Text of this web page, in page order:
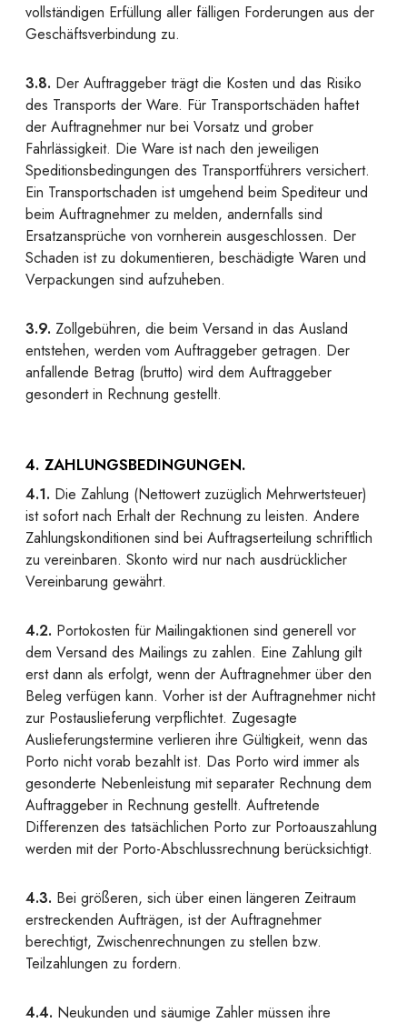
vollständigen Erfüllung aller fälligen Forderungen aus der
Geschäftsverbindung zu.
3.8. Der Auftraggeber trägt die Kosten und das Risiko
des Transports der Ware. Für Transportschäden haftet
der Auftragnehmer nur bei Vorsatz und grober
Fahrlässigkeit. Die Ware ist nach den jeweiligen
Speditionsbedingungen des Transportführers versichert.
Ein Transportschaden ist umgehend beim Spediteur und
beim Auftragnehmer zu melden, andernfalls sind
Ersatzansprüche von vornherein ausgeschlossen. Der
Schaden ist zu dokumentieren, beschädigte Waren und
Verpackungen sind aufzuheben.
3.9. Zollgebühren, die beim Versand in das Ausland
entstehen, werden vom Auftraggeber getragen. Der
anfallende Betrag (brutto) wird dem Auftraggeber
gesondert in Rechnung gestellt.
4. ZAHLUNGSBEDINGUNGEN.
4.1. Die Zahlung (Nettowert zuzüglich Mehrwertsteuer)
ist sofort nach Erhalt der Rechnung zu leisten. Andere
Zahlungskonditionen sind bei Auftragserteilung schriftlich
zu vereinbaren. Skonto wird nur nach ausdrücklicher
Vereinbarung gewährt.
4.2. Portokosten für Mailingaktionen sind generell vor
dem Versand des Mailings zu zahlen. Eine Zahlung gilt
erst dann als erfolgt, wenn der Auftragnehmer über den
Beleg verfügen kann. Vorher ist der Auftragnehmer nicht
zur Postauslieferung verpflichtet. Zugesagte
Auslieferungstermine verlieren ihre Gültigkeit, wenn das
Porto nicht vorab bezahlt ist. Das Porto wird immer als
gesonderte Nebenleistung mit separater Rechnung dem
Auftraggeber in Rechnung gestellt. Auftretende
Differenzen des tatsächlichen Porto zur Portoauszahlung
werden mit der Porto-Abschlussrechnung berücksichtigt.
4.3. Bei größeren, sich über einen längeren Zeitraum
erstreckenden Aufträgen, ist der Auftragnehmer
berechtigt, Zwischenrechnungen zu stellen bzw.
Teilzahlungen zu fordern.
4.4. Neukunden und säumige Zahler müssen ihre